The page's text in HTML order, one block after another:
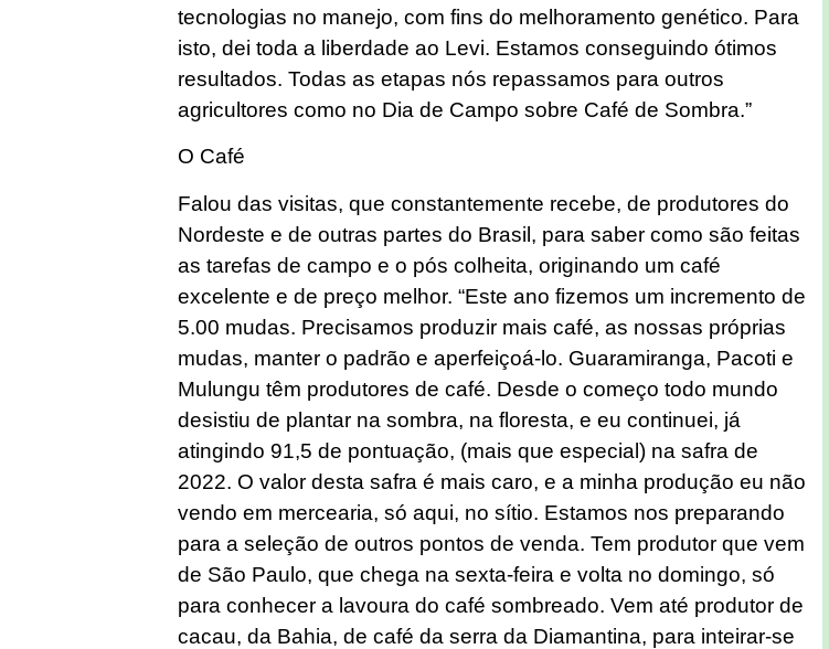
tecnologias no manejo, com fins do melhoramento genético. Para
isto, dei toda a liberdade ao Levi. Estamos conseguindo ótimos
resultados. Todas as etapas nós repassamos para outros
agricultores como no Dia de Campo sobre Café de Sombra.”
O Café
Falou das visitas, que constantemente recebe, de produtores do
Nordeste e de outras partes do Brasil, para saber como são feitas
as tarefas de campo e o pós colheita, originando um café
excelente e de preço melhor. “Este ano fizemos um incremento de
5.00 mudas. Precisamos produzir mais café, as nossas próprias
mudas, manter o padrão e aperfeiçoá-lo. Guaramiranga, Pacoti e
Mulungu têm produtores de café. Desde o começo todo mundo
desistiu de plantar na sombra, na floresta, e eu continuei, já
atingindo 91,5 de pontuação, (mais que especial) na safra de
2022. O valor desta safra é mais caro, e a minha produção eu não
vendo em mercearia, só aqui, no sítio. Estamos nos preparando
para a seleção de outros pontos de venda. Tem produtor que vem
de São Paulo, que chega na sexta-feira e volta no domingo, só
para conhecer a lavoura do café sombreado. Vem até produtor de
cacau, da Bahia, de café da serra da Diamantina, para inteirar-se